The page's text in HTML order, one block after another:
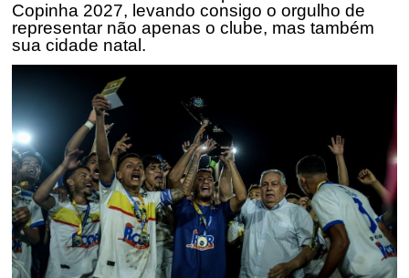
Copinha 2027, levando consigo o orgulho de
representar não apenas o clube, mas também
sua cidade natal.